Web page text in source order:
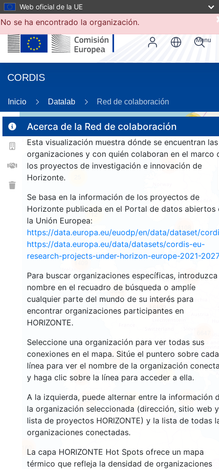
Web oficial de la UE
CORDIS
Menu
Inicio Datalab Red de colaboración
Acerca de la Red de colaboración
Esta visualización muestra dónde se encuentran las
organizaciones y con quién colaboran en el marco
los proyectos de investigación e innovación de
Horizonte.
Se basa en la información de los proyectos de
Horizonte publicada en el Portal de datos abiertos
la Unión Europea:
https://data.europa.eu/euodp/en/data/dataset/
https://data.europa.eu/data/datasets/cordis-eu-
research-projects-under-horizon-europe-2021-2027
Para buscar organizaciones específicas, introduzca
nombre en el recuadro de búsqueda o amplíe
cualquier parte del mundo de su interés para
encontrar organizaciones participantes en
HORIZONTE.
Seleccione una organización para ver todas sus
conexiones en el mapa. Sitúe el puntero sobre cada
línea para ver el nombre de la organización
y haga clic sobre la línea para acceder a ella.
A la izquierda, puede alternar entre la información
la organización seleccionada (dirección, sitio web y
lista de proyectos HORIZONTE) y la lista de todas
organizaciones conectadas.
La capa HORIZONTE Hot Spots ofrece un mapa
térmico que refleja la densidad de organizaciones
12
160
1409
556
3391
11
7
411
170
4655
5604
2563
16122
No se ha encontrado la organización.